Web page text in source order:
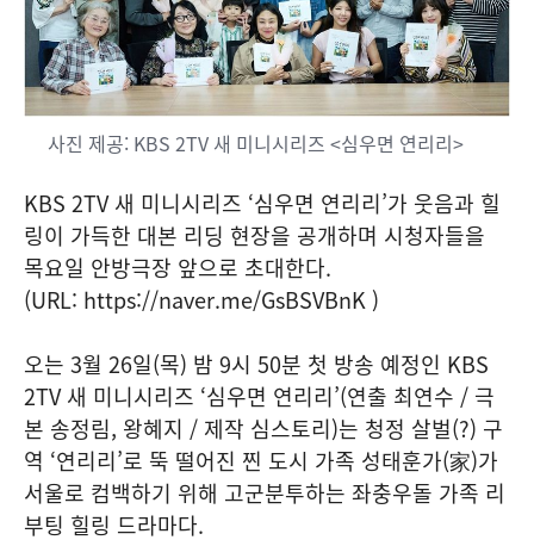
사진 제공: KBS 2TV 새 미니시리즈 <심우면 연리리>
KBS 2TV 새 미니시리즈 ‘심우면 연리리’가 웃음과 힐
링이 가득한 대본 리딩 현장을 공개하며 시청자들을
목요일 안방극장 앞으로 초대한다.
(URL: https://naver.me/GsBSVBnK )
오는 3월 26일(목) 밤 9시 50분 첫 방송 예정인 KBS
2TV 새 미니시리즈 ‘심우면 연리리’(연출 최연수 / 극
본 송정림, 왕혜지 / 제작 심스토리)는 청정 살벌(?) 구
역 ‘연리리’로 뚝 떨어진 찐 도시 가족 성태훈가(家)가
서울로 컴백하기 위해 고군분투하는 좌충우돌 가족 리
부팅 힐링 드라마다.